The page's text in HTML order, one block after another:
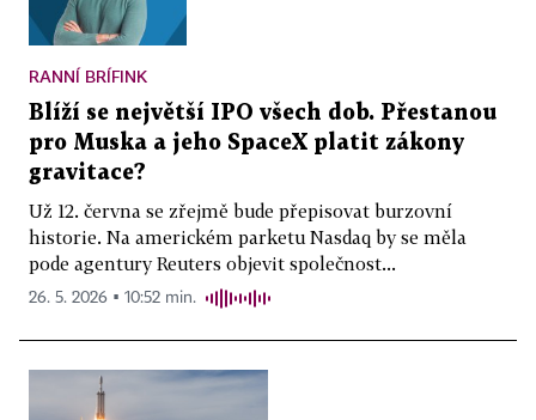
RANNÍ BRÍFINK
Blíží se největší IPO všech dob. Přestanou
pro Muska a jeho SpaceX platit zákony
gravitace?
Už 12. června se zřejmě bude přepisovat burzovní
historie. Na americkém parketu Nasdaq by se měla
pode agentury Reuters objevit společnost...
26. 5. 2026 ▪ 10:52 min.